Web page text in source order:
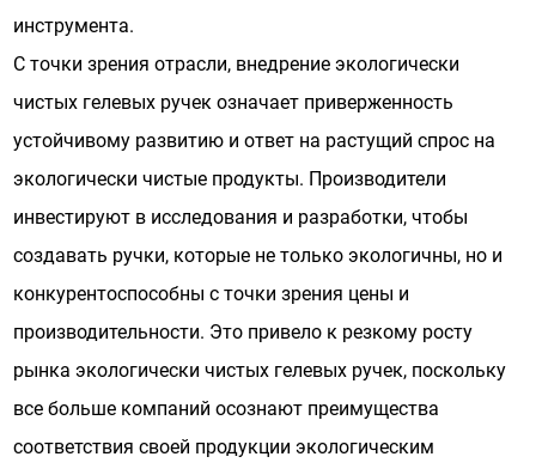
инструмента.
С точки зрения отрасли, внедрение экологически
чистых гелевых ручек означает приверженность
устойчивому развитию и ответ на растущий спрос на
экологически чистые продукты. Производители
инвестируют в исследования и разработки, чтобы
создавать ручки, которые не только экологичны, но и
конкурентоспособны с точки зрения цены и
производительности. Это привело к резкому росту
рынка экологически чистых гелевых ручек, поскольку
все больше компаний осознают преимущества
соответствия своей продукции экологическим